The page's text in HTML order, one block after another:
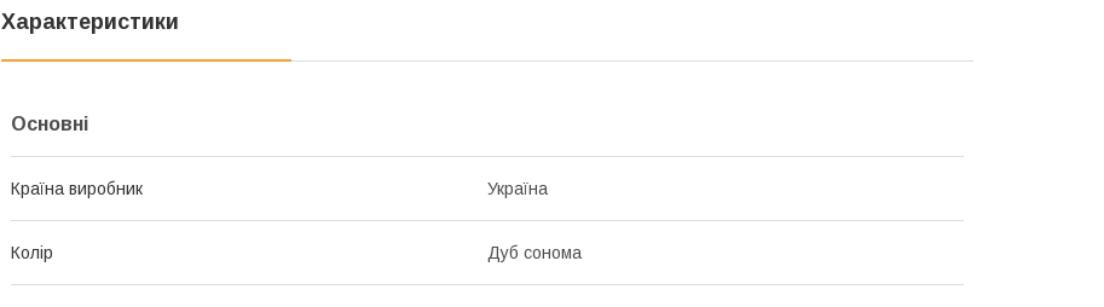
Характеристики
Основні
Країна виробник Україна
Колір Дуб сонома